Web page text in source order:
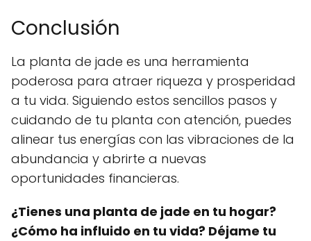
Conclusión
La planta de jade es una herramienta
poderosa para atraer riqueza y prosperidad
a tu vida. Siguiendo estos sencillos pasos y
cuidando de tu planta con atención, puedes
alinear tus energías con las vibraciones de la
abundancia y abrirte a nuevas
oportunidades financieras.
¿Tienes una planta de jade en tu hogar?
¿Cómo ha influido en tu vida? Déjame tu